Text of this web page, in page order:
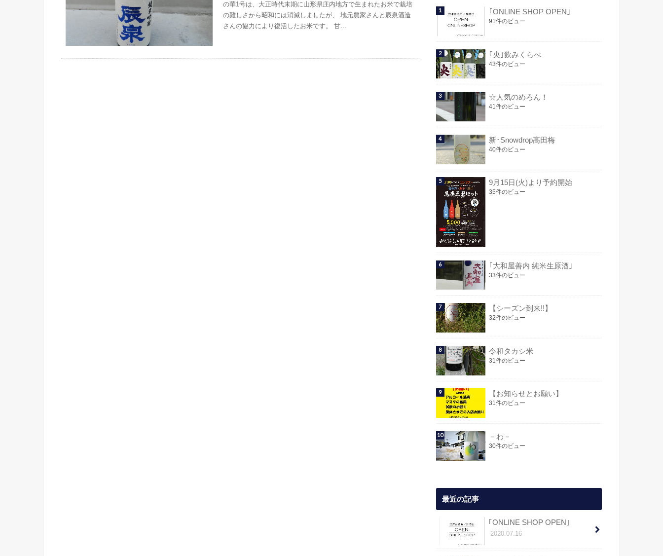
の華1号は、大正時代末期に山形県庄内地方で生まれたお米で栽培
の難しさから昭和には消滅しましたが、 地元農家さんと辰泉酒造
さんの協力により復活したお米です。 甘…
｢ONLINE SHOP OPEN｣
91件のビュー
｢央｣飲みくらべ
43件のビュー
☆人気のめろん！
41件のビュー
新･Snowdrop高田梅
40件のビュー
9月15日(火)より予約開始
35件のビュー
｢大和屋善内 純米生原酒｣
33件のビュー
【シーズン到来!!】
32件のビュー
令和タカシ米
31件のビュー
【お知らせとお願い】
31件のビュー
－わ－
30件のビュー
最近の記事
｢ONLINE SHOP OPEN｣
2020.07.16